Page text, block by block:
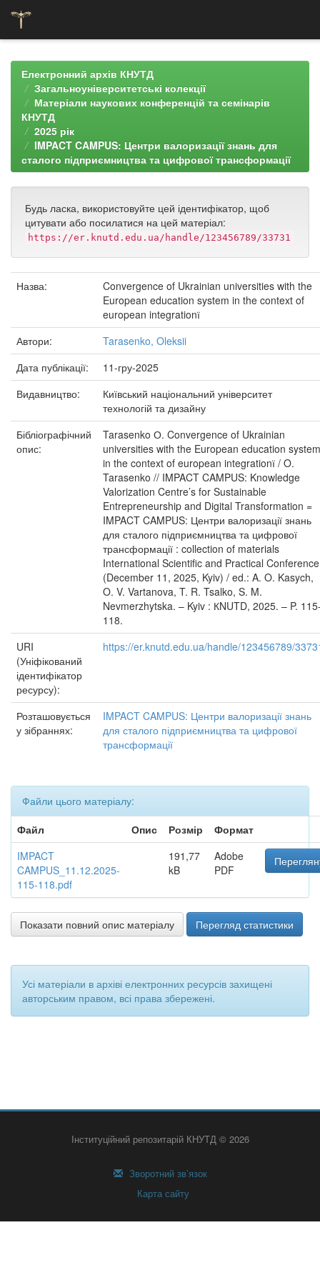
navigationЕлектронний архів КНУТД
Загальноуніверситетські колекції
Матеріали наукових конференцій та семінарів
КНУТД
2025 рік
IMPACT CAMPUS: Центри валоризації знань для
сталого підприємництва та цифрової трансформації
Будь ласка, використовуйте цей ідентифікатор, щоб
цитувати або посилатися на цей матеріал:
https://er.knutd.edu.ua/handle/123456789/33731
Назва:
Convergence of Ukrainian universities with the
European education system in the context of
european integrationї
Автори:
Tarasenko, Oleksii
Дата публікації:
11-гру-2025
Видавництво:
Київський національний університет
технологій та дизайну
Бібліографічний
опис:
Tarasenko О. Convergence of Ukrainian
universities with the European education system
in the context of european integrationї / O.
Tarasenko // IMPACT CAMPUS: Knowledge
Valorization Centre’s for Sustainable
Entrepreneurship and Digital Transformation =
IMPACT CAMPUS: Центри валоризації знань
для сталого підприємництва та цифрової
трансформації : collection of materials
International Scientific and Practical Conference
(December 11, 2025, Kyiv) / ed.: A. O. Kasych,
O. V. Vartanova, T. R. Tsalko, S. M.
Nevmerzhytska. – Kyiv : КNUTD, 2025. – P.
118.
URI
(Уніфікований
ідентифікатор
ресурсу):
https://er.knutd.edu.ua/handle/123456789/
Розташовується
у зібраннях:
IMPACT CAMPUS: Центри валоризації знань
для сталого підприємництва та цифрової
трансформації
Файли цього матеріалу:
Файл
Опис Розмір
Формат
IMPACT
CAMPUS_11.12.2025-
115-118.pdf
191,77
kB
Adobe
PDF
Показати повний опис матеріалу Перегляд статистики
Усі матеріали в архіві електронних ресурсів захищені
авторським правом, всі права збережені.
Інституційний репозитарій КНУТД © 2026
Зворотний зв’язок
Карта сайту